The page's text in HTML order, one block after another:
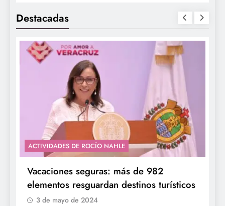
Destacadas
ACTIVIDADES DE ROCÍO NAHLE
Vacaciones seguras: más de 982
elementos resguardan destinos turísticos
3 de mayo de 2024